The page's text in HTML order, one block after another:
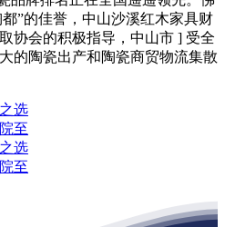
”的佳誉，中山沙溪红木家具财
协会的积极指导，中山市 ] 受全
的陶瓷出产和陶瓷商贸物流集散
选
至
选
至